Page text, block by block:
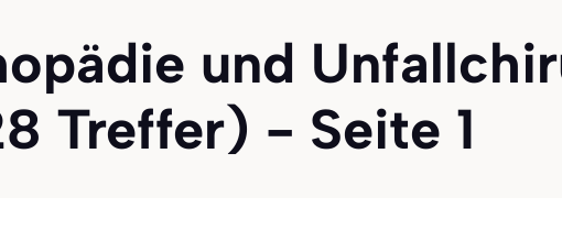
und
Treffer) - Seite 1